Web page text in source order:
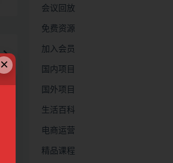
会议回放
免费资源
加入会员
国内项目
国外项目
生活百科
电商运营
精品课程
×